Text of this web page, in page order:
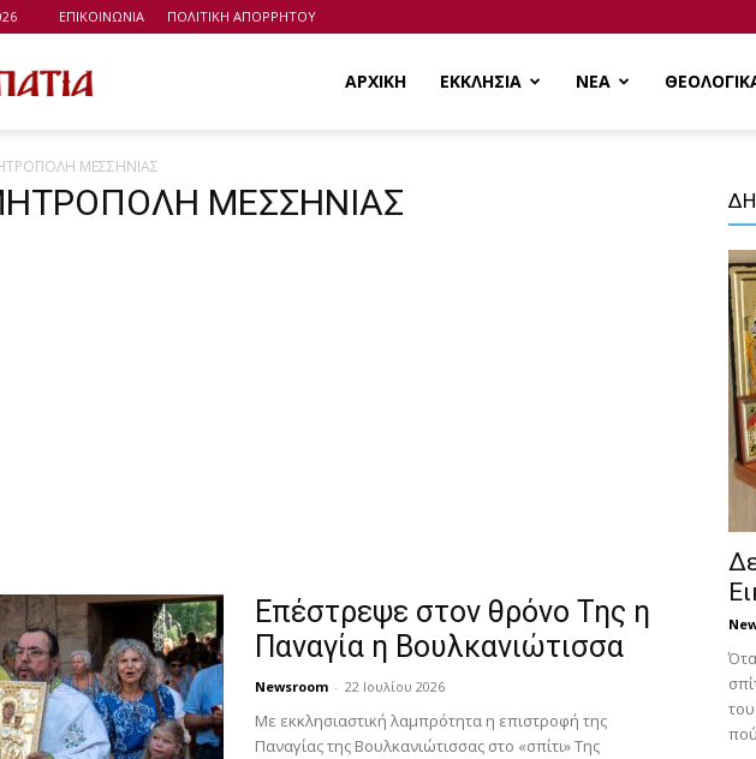
ΕΠΙΚΟΙΝΩΝΙΑ ΠΟΛΙΤΙΚΗ ΑΠΟΡΡΗΤΟΥ
Μονοπάτια
ΑΡΧΙΚΗ ΕΚΚΛΗΣΙΑ ΝΕΑ
ΜΕΣΣΗΝΙΑΣ
ΜΕΣΣΗΝΙΑΣ
Επέστρεψε στον θρόνο Της η
Παναγία η Βουλκανιώτισσα
Newsroom - 22 Ιουλίου 2026
Με εκκλησιαστική λαμπρότητα η επιστροφή της
Παναγίας της Βουλκανιώτισσας στο «σπίτι» Της